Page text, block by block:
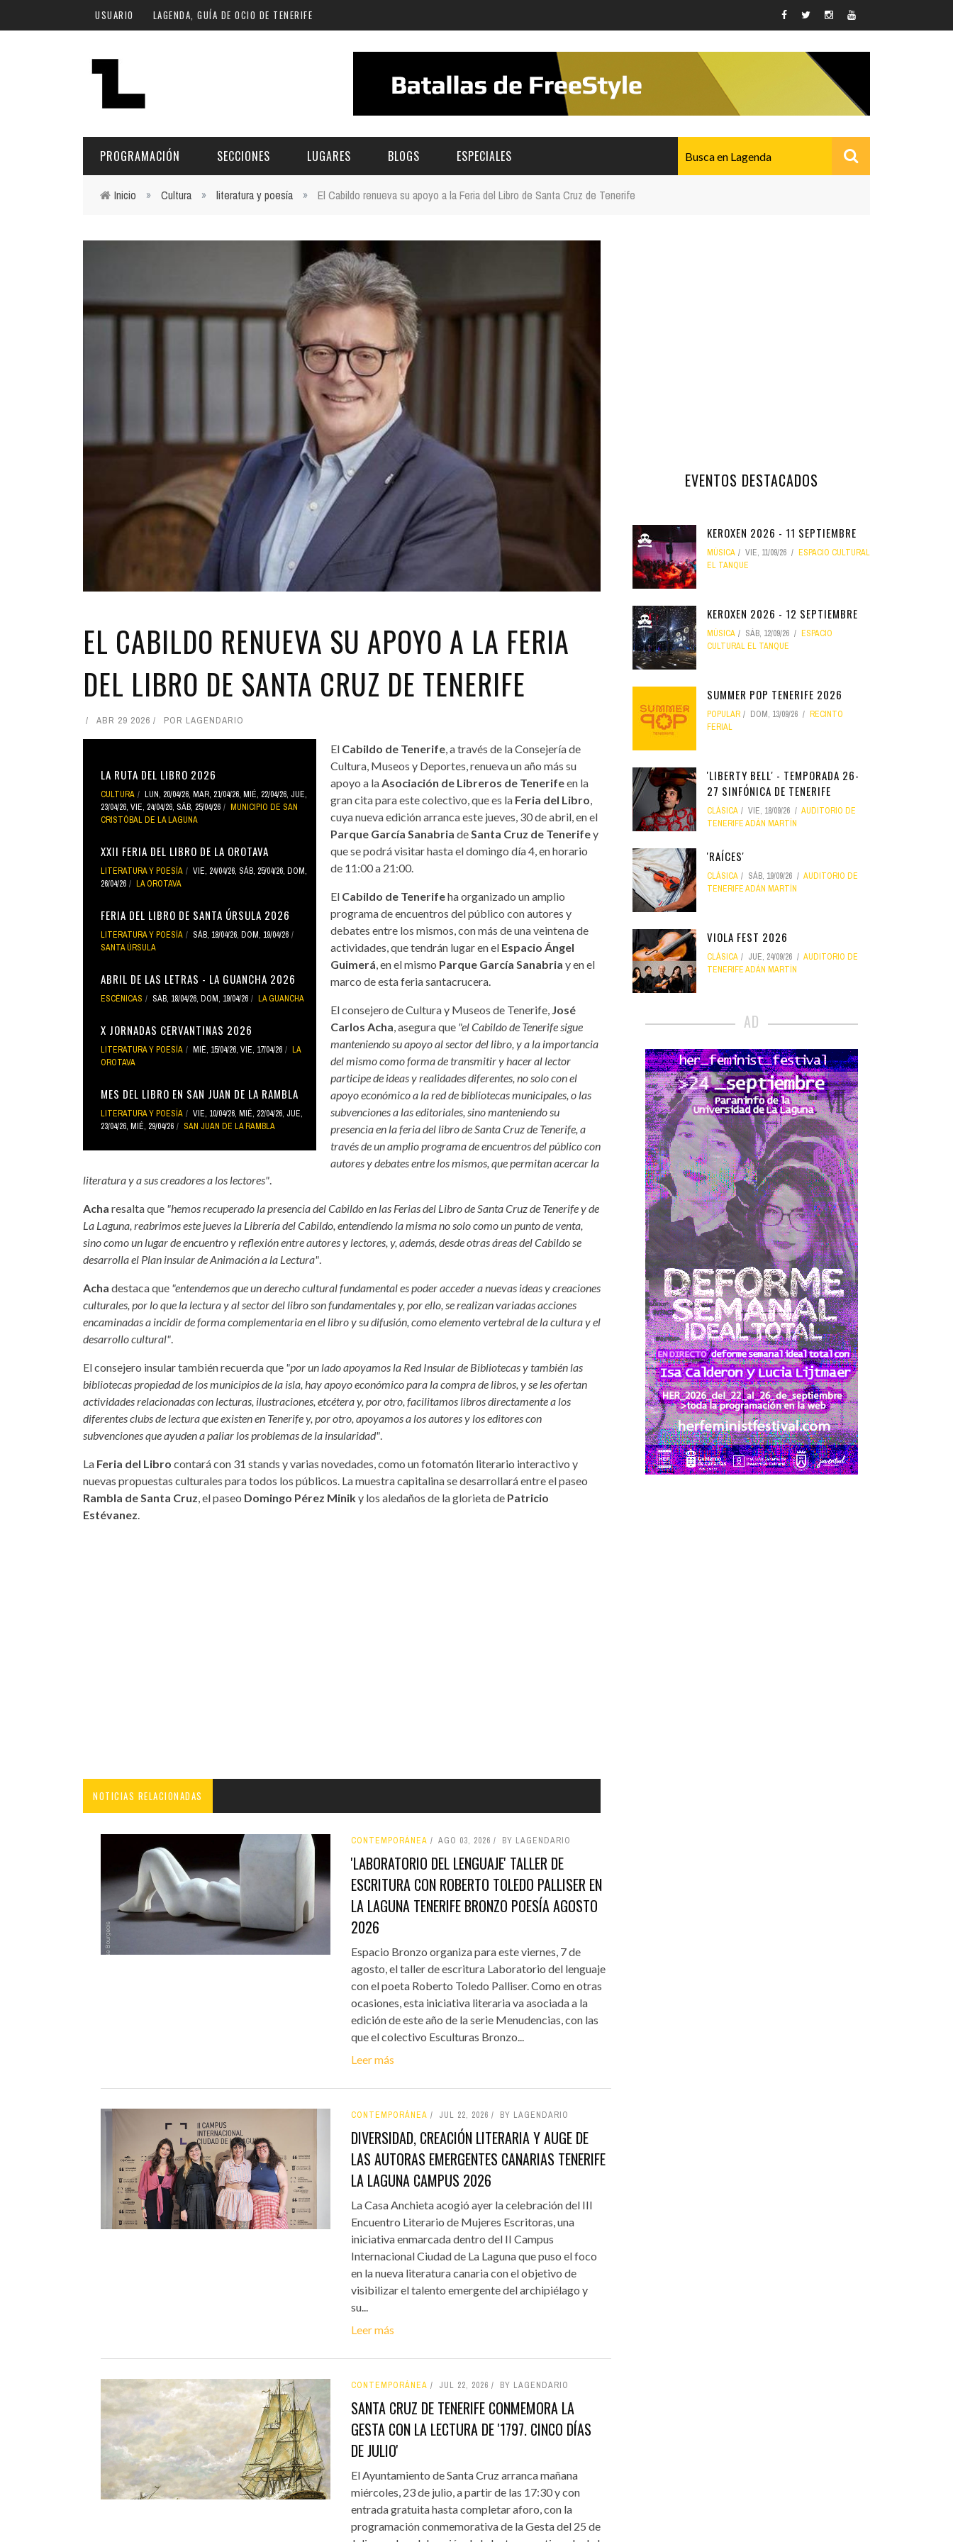
Pasar al contenido principal
USUARIO LAGENDA, GUÍA DE OCIO DE TENERIFE
PROGRAMACIÓN
Norte
Sur
Santa Cruz | La Laguna
Islas
Deporte y Naturaleza
SECCIONES
GASTRONOMÍA
LUGARES
SALAS Y AUDITORIOS
ESPACIOS CULTURALES
NOCHE
LOCALES CON ACTUACIONES
COMERCIO
GASTRO
FORMATIVO
BLOGS ESPECIALES
Inicio » Cultura » literatura y poesía » El Cabildo renueva su apoyo a la Feria del Libro de Santa Cruz de Tenerife
EL CABILDO RENUEVA SU APOYO A LA FERIA
DEL LIBRO DE SANTA CRUZ DE TENERIFE
ABR 29 2026 POR LAGENDARIO
LA RUTA DEL LIBRO 2026
CULTURA LUN, 20/04/26, MAR, 21/04/26, MIÉ, 22/04/26, JUE,
23/04/26, VIE, 24/04/26, SÁB, 25/04/26
MUNICIPIO DE SAN
CRISTÓBAL DE LA LAGUNA
XXII FERIA DEL LIBRO DE LA OROTAVA
LITERATURA Y POESÍA VIE, 24/04/26, SÁB, 25/04/26, DOM,
26/04/26
LA OROTAVA
FERIA DEL LIBRO DE SANTA ÚRSULA 2026
LITERATURA Y POESÍA SÁB, 18/04/26, DOM, 19/04/26
SANTA ÚRSULA
ABRIL DE LAS LETRAS - LA GUANCHA 2026
ESCÉNICAS SÁB, 18/04/26, DOM, 19/04/26 LA GUANCHA
X JORNADAS CERVANTINAS 2026
LITERATURA Y POESÍA MIÉ, 15/04/26, VIE, 17/04/26
LA
OROTAVA
MES DEL LIBRO EN SAN JUAN DE LA RAMBLA
LITERATURA Y POESÍA VIE, 10/04/26, MIÉ, 22/04/26, JUE,
23/04/26, MIÉ, 29/04/26 SAN JUAN DE LA RAMBLA
El Cabildo de Tenerife, a través de la Consejería de
Cultura, Museos y Deportes, renueva un año más su
apoyo a la Asociación de Libreros de Tenerifeen la
gran cita para este colectivo, que es la Feria del Libro
cuya nueva edición arranca este jueves, 30 de abril, en el
Parque García Sanabria de Santa Cruz de Tenerifey
que se podrá visitar hasta el domingo día 4, en horario
de 11:00 a 21:00.
El Cabildo de Tenerifeha organizado un amplio
programa de encuentros del público con autores y
debates entre los mismos, con más de una veintena de
actividades, que tendrán lugar en el Espacio Ángel
Guimerá , en el mismo Parque García Sanabria y en el
marco de esta feria santacrucera.
El consejero de Cultura y Museos de Tenerife, José
Carlos Acha , asegura que "el Cabildo de Tenerife sigue
manteniendo su apoyo al sector del libro, y a la importancia
del mismo como forma de transmitir y hacer al lector
participe de ideas y realidades diferentes, no solo con el
apoyo económico a la red de bibliotecas municipales, o las
subvenciones a las editoriales, sino manteniendo su
presencia en la feria del libro de Santa Cruz de Tenerife, a
través de un amplio programa de encuentros del público con
autores y debates entre los mismos, que permitan acercar la
literatura y a sus creadores a los lectores"
Acha resalta que "hemos recuperado la presencia del Cabildo en las Ferias del Libro de Santa Cruz de Tenerife y de
La Laguna, reabrimos este jueves la Librería del Cabildo, entendiendo la misma no solo como un punto de venta,
sino como un lugar de encuentro y reflexión entre autores y lectores, y, además, desde otras áreas del Cabildo se
desarrolla el Plan insular de Animación a la Lectura"
Acha destaca que "entendemos que un derecho cultural fundamental es poder acceder a nuevas ideas y creaciones
culturales, por lo que la lectura y al sector del libro son fundamentales y, por ello, se realizan variadas acciones
encaminadas a incidir de forma complementaria en el libro y su difusión, como elemento vertebral de la cultura y el
desarrollo cultural"
El consejero insular también recuerda que "por un lado apoyamos la Red Insular de Bibliotecas y también las
bibliotecas propiedad de los municipios de la isla, hay apoyo económico para la compra de libros, y se les ofertan
actividades relacionadas con lecturas, ilustraciones, etcétera y, por otro, facilitamos libros directamente a los
diferentes clubs de lectura que existen en Tenerife y, por otro, apoyamos a los autores y los editores con
subvenciones que ayuden a paliar los problemas de la insularidad"
La Feria del Libro contará con 31 stands y varias novedades, como un fotomatón literario interactivo y
nuevas propuestas culturales para todos los públicos. La muestra capitalina se desarrollará entre el paseo
Rambla de Santa Cruz , el paseo Domingo Pérez Miniky los aledaños de la glorieta de Patricio
Estévanez
NOTICIAS RELACIONADAS
CONTEMPORÁNEA AGO 03, 2026 BY LAGENDARIO
'LABORATORIO DEL LENGUAJE' TALLER DE
ESCRITURA CON ROBERTO TOLEDO PALLISER EN
LA LAGUNA TENERIFE BRONZO POESÍA AGOSTO
2026
Espacio Bronzo organiza para este viernes, 7 de
agosto, el taller de escritura Laboratorio del lenguaje
con el poeta Roberto Toledo Palliser. Como en otras
ocasiones, esta iniciativa literaria va asociada a la
edición de este año de la serie Menudencias, con las
que el colectivo Esculturas Bronzo...
Leer más
CONTEMPORÁNEA JUL 22, 2026 BY LAGENDARIO
DIVERSIDAD, CREACIÓN LITERARIA Y AUGE DE
LAS AUTORAS EMERGENTES CANARIAS TENERIFE
LA LAGUNA CAMPUS 2026
La Casa Anchieta acogió ayer la celebración del III
Encuentro Literario de Mujeres Escritoras, una
iniciativa enmarcada dentro del II Campus
Internacional Ciudad de La Laguna que puso el foco
en la nueva literatura canaria con el objetivo de
visibilizar el talento emergente del archipiélago y
su...
Leer más
CONTEMPORÁNEA JUL 22, 2026 BY LAGENDARIO
SANTA CRUZ DE TENERIFE CONMEMORA LA
GESTA CON LA LECTURA DE '1797. CINCO DÍAS
DE JULIO'
El Ayuntamiento de Santa Cruz arranca mañana
miércoles, 23 de julio, a partir de las 17:30 y con
entrada gratuita hasta completar aforo, con la
programación conmemorativa de la Gesta del 25 de
EVENTOS DESTACADOS
KEROXEN 2026 - 11 SEPTIEMBRE
MÚSICA VIE, 11/09/26
ESPACIO CULTURAL
EL TANQUE
KEROXEN 2026 - 12 SEPTIEMBRE
MÚSICA SÁB, 12/09/26
ESPACIO
CULTURAL EL TANQUE
SUMMER POP TENERIFE 2026
POPULAR DOM, 13/09/26
RECINTO
FERIAL
'LIBERTY BELL' - TEMPORADA 26-
27 SINFÓNICA DE TENERIFE
CLÁSICA VIE, 18/09/26
AUDITORIO DE
TENERIFE ADÁN MARTÍN
'RAÍCES'
CLÁSICA SÁB, 19/09/26
AUDITORIO DE
TENERIFE ADÁN MARTÍN
VIOLA FEST 2026
CLÁSICA JUE, 24/09/26
AUDITORIO DE
TENERIFE ADÁN MARTÍN
AD